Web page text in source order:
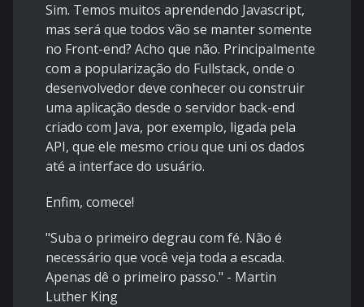
Sim. Temos muitos aprendendo Javascript,
mas será que todos vão se manter somente
no Front-end? Acho que não. Principalmente
com a popularização do Fullstack, onde o
desenvolvedor deve conhecer ou construir
uma aplicação desde o servidor back-end
criado com Java, por exemplo, ligada pela
API, que ele mesmo criou que uni os dados
até a interface do usuário.
Enfim, comece!
"Suba o primeiro degrau com fé. Não é
necessário que você veja toda a escada.
Apenas dê o primeiro passo." - Martin
Luther King